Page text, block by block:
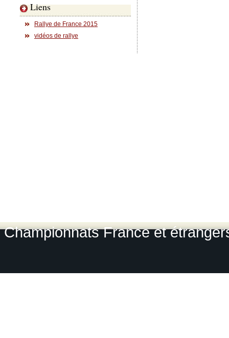
Liens
Rallye de France 2015
vidéos de rallye
Championnats France et